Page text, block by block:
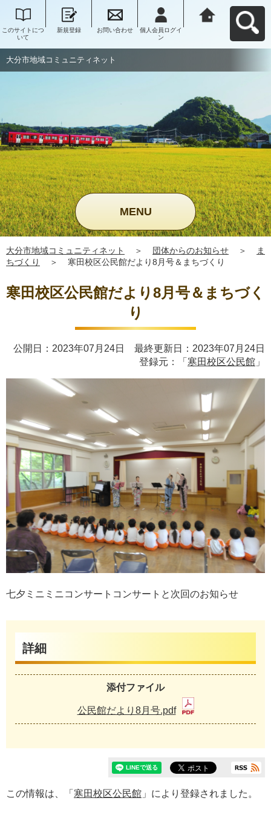
このサイトにつ
いて
新規登録 お問い合わせ
個人会員ログイ
ン
大分市地域コミュニティネット
MENU
大分市地域コミュニティネット ＞ 団体からのお知らせ ＞
ま
ちづくり
＞ 寒田校区公民館だより8月号＆まちづくり
寒田校区公民館だより8月号＆まちづく
り
公開日：2023年07月24日 最終更新日：2023年07月24日
登録元：「 寒田校区公民館 」
七夕ミニミニコンサートコンサートと次回のお知らせ
詳細
添付ファイル
公民館だより8月号.pdf
この情報は、「 寒田校区公民館 」により登録されました。